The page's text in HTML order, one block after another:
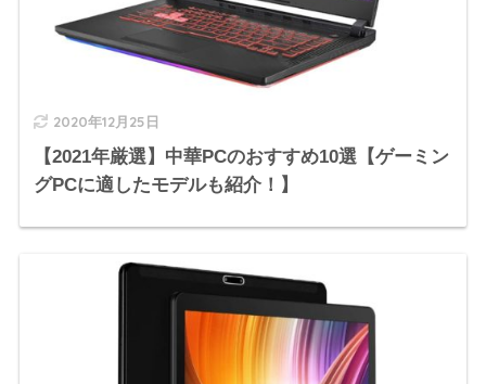
2020年12月25日
【2021年厳選】中華PCのおすすめ10選【ゲーミン
グPCに適したモデルも紹介！】